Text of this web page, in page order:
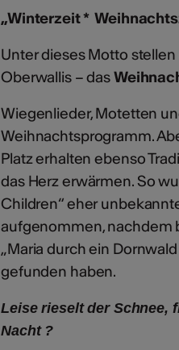
„Winterzeit *
Unter dieses Motto
Oberwallis – das
Wiegenlieder, Motetten
Weihnachtsprogramm.
Platz erhalten ebenso
das Herz erwärmen. So
Children“ eher
aufgenommen, nachdem
„Maria durch ein
gefunden haben.
Leise rieselt der Schnee,
Nacht ?